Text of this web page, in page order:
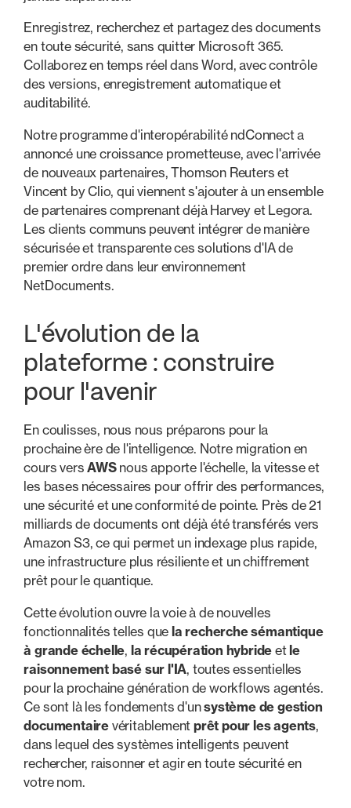
Enregistrez, recherchez et partagez des documents
en toute sécurité, sans quitter Microsoft 365.
Collaborez en temps réel dans Word, avec contrôle
des versions, enregistrement automatique et
auditabilité.
Notre programme d'interopérabilité ndConnect a
annoncé une croissance prometteuse, avec l'arrivée
de nouveaux partenaires, Thomson Reuters et
Vincent by Clio, qui viennent s'ajouter à un ensemble
de partenaires comprenant déjà Harvey et Legora.
Les clients communs peuvent intégrer de manière
sécurisée et transparente ces solutions d'IA de
premier ordre dans leur environnement
NetDocuments.
L'évolution de la
plateforme : construire
pour l'avenir
En coulisses, nous nous préparons pour la
prochaine ère de l'intelligence. Notre migration en
cours versAWSnous apporte l'échelle, la vitesse et
les bases nécessaires pour offrir des performances,
une sécurité et une conformité de pointe. Près de 21
milliards de documents ont déjà été transférés vers
Amazon S3, ce qui permet un indexage plus rapide,
une infrastructure plus résiliente et un chiffrement
prêt pour le quantique.
Cette évolution ouvre la voie à de nouvelles
fonctionnalités telles que la recherche sémantique
à grande échelle, la récupération hybride etle
raisonnement basé sur l'IA, toutes essentielles
pour la prochaine génération de workflows agentés.
Ce sont là les fondements d'unsystème de gestion
documentaire véritablement prêt pour les agents,
dans lequel des systèmes intelligents peuvent
rechercher, raisonner et agir en toute sécurité en
votre nom.